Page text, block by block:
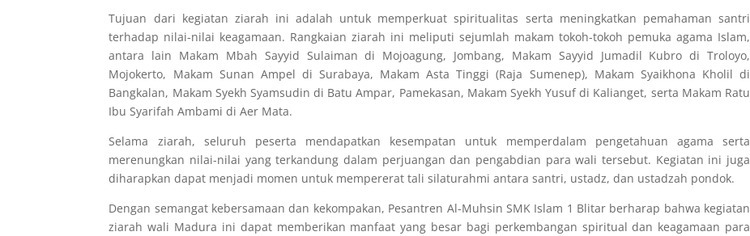
Tujuan dari kegiatan ziarah ini adalah untuk memperkuat spiritualitas serta meningkatkan pemahaman santri
terhadap nilai-nilai keagamaan. Rangkaian ziarah ini meliputi sejumlah makam tokoh-tokoh pemuka agama Islam,
antara lain Makam Mbah Sayyid Sulaiman di Mojoagung, Jombang, Makam Sayyid Jumadil Kubro di Troloyo,
Mojokerto, Makam Sunan Ampel di Surabaya, Makam Asta Tinggi (Raja Sumenep), Makam Syaikhona Kholil di
Bangkalan, Makam Syekh Syamsudin di Batu Ampar, Pamekasan, Makam Syekh Yusuf di Kalianget, serta Makam Ratu
Ibu Syarifah Ambami di Aer Mata.
Selama ziarah, seluruh peserta mendapatkan kesempatan untuk memperdalam pengetahuan agama serta
merenungkan nilai-nilai yang terkandung dalam perjuangan dan pengabdian para wali tersebut. Kegiatan ini juga
diharapkan dapat menjadi momen untuk mempererat tali silaturahmi antara santri, ustadz, dan ustadzah pondok.
Dengan semangat kebersamaan dan kekompakan, Pesantren Al-Muhsin SMK Islam 1 Blitar berharap bahwa kegiatan
ziarah wali Madura ini dapat memberikan manfaat yang besar bagi perkembangan spiritual dan keagamaan para